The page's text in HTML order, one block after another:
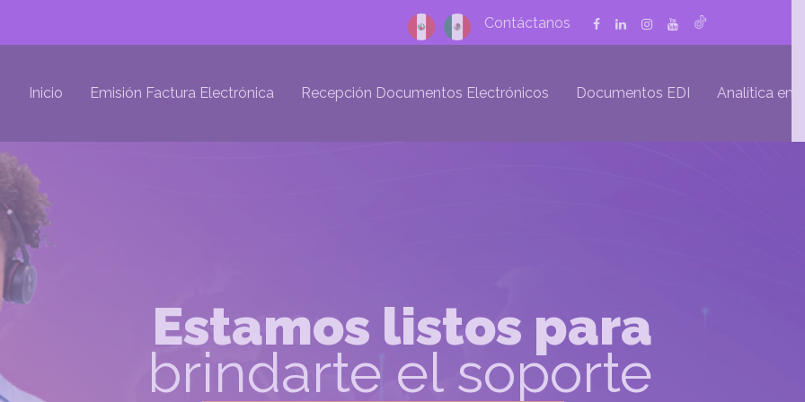
Contáctanos
Inicio Emisión Factura Electrónica Recepción Documentos Electrónicos Documentos EDI Analítica
Estamos listos para
brindarte el soporte